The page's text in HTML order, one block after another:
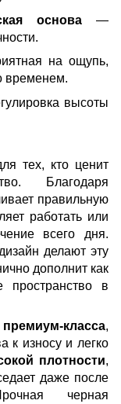
основа —
на ощупь,
временем.
высоты
тех, кто ценит
Благодаря
правильную
работать или
всего дня.
делают эту
дополнит как
пространство в
класса,
к износу и легко
плотности,
даже после
черная